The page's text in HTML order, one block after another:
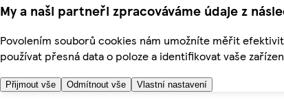
My a naši partneři zpracováváme údaje z
Povolením souborů cookies nám umožníte měřit
používat přesná data o poloze a identifikovat vaše
Přijmout vše Odmítnout vše Vlastní nastavení